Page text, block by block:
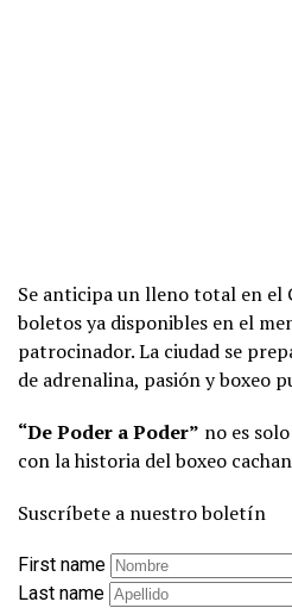
Se anticipa un lleno total en el
boletos ya disponibles en el
patrocinador. La ciudad se
de adrenalina, pasión y boxeo
“De Poder a Poder” no es
con la historia del boxeo
Suscríbete a nuestro boletín
First name
Last name